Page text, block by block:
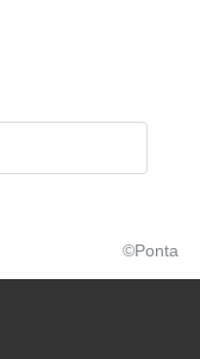
©Ponta